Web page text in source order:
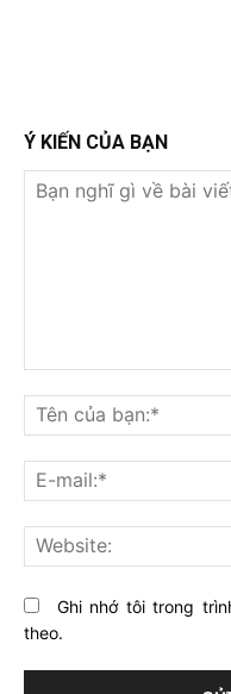
Ý KIẾN CỦA BẠN
nghĩ
gì
về
bài
viết
này?
Ghi nhớ tôi trong
theo.